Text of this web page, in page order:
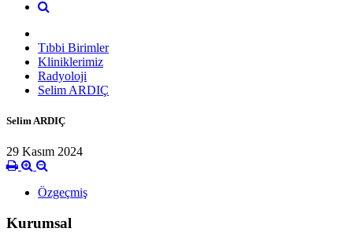
Tıbbi Birimler
Kliniklerimiz
Radyoloji
Selim ARDIÇ
Selim ARDIÇ
29 Kasım 2024
Özgeçmiş
Kurumsal